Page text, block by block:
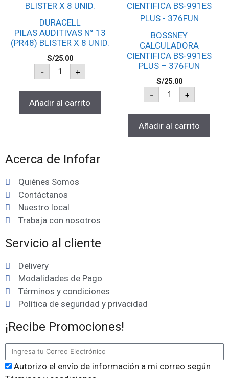
DURACELL
PILAS AUDITIVAS N° 13
(PR48) BLISTER X 8 UNID.
S/25.00
- +
Añadir al carrito
BOSSNEY
CALCULADORA
CIENTIFICA BS-991ES
PLUS – 376FUN
S/25.00
- +
Añadir al carrito
Acerca de Infofar
Quiénes Somos
Contáctanos
Nuestro local
Trabaja con nosotros
Servicio al cliente
Delivery
Modalidades de Pago
Términos y condiciones
Política de seguridad y privacidad
¡Recibe Promociones!
Autorizo el envío de información a mi correo según